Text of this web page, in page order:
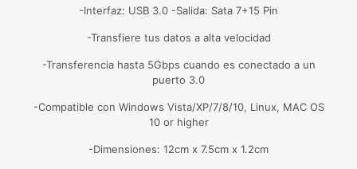
-Interfaz: USB 3.0 -Salida: Sata 7+15 Pin
-Transfiere tus datos a alta velocidad
-Transferencia hasta 5Gbps cuando es conectado a un
puerto 3.0
-Compatible con Windows Vista/XP/7/8/10, Linux, MAC OS
10 or higher
-Dimensiones: 12cm x 7.5cm x 1.2cm